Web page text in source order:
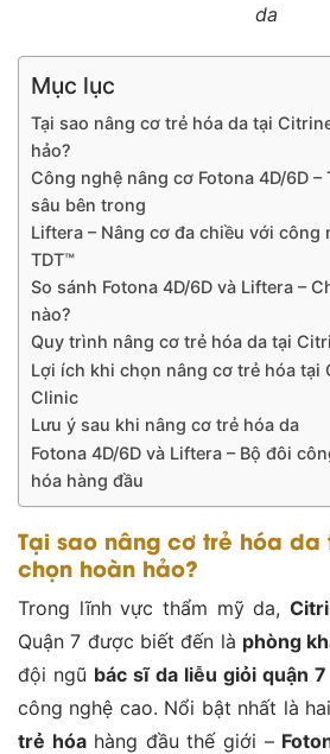
da
Mục lục
Tại sao nâng cơ trẻ hóa da tại
hảo?
Công nghệ nâng cơ Fotona 4D/6D –
sâu bên trong
Liftera – Nâng cơ đa chiều với công
TDT™
So sánh Fotona 4D/6D và Liftera –
nào?
Quy trình nâng cơ trẻ hóa da tại
Lợi ích khi chọn nâng cơ trẻ hóa tại
Clinic
Lưu ý sau khi nâng cơ trẻ hóa da
Fotona 4D/6D và Liftera – Bộ đôi
hóa hàng đầu
Tại sao nâng cơ trẻ hóa
chọn hoàn hảo?
Trong lĩnh vực thẩm mỹ da,
Quận 7 được biết đến là phòng
đội ngũ bác sĩ da liễu giỏi quận 7
công nghệ cao. Nổi bật nhất là
trẻ hóahàng đầu thế giới –